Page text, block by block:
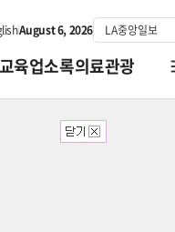
August 6, 2026
교육업소록의료관광